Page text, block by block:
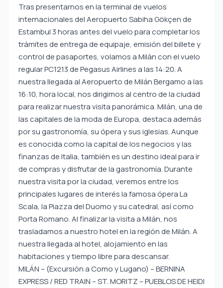
Tras presentarnos en la terminal de vuelos
internacionales del Aeropuerto Sabiha Gökçen de
Estambul 3 horas antes del vuelo para completar los
trámites de entrega de equipaje, emisión del billete y
control de pasaportes, volamos a Milán con el vuelo
regular PC1213 de Pegasus Airlines a las 14:20. A
nuestra llegada al Aeropuerto de Milán Bergamo a las
16:10, hora local, nos dirigimos al centro de la ciudad
para realizar nuestra visita panorámica. Milán, una de
las capitales de la moda de Europa, destaca además
por su gastronomía, su ópera y sus iglesias. Aunque
es conocida como la capital de los negocios y las
finanzas de Italia, también es un destino ideal para ir
de compras y disfrutar de la gastronomía. Durante
nuestra visita por la ciudad, veremos entre los
principales lugares de interés la famosa ópera La
Scala, la Piazza del Duomo y su catedral, así como
Porta Romano. Al finalizar la visita a Milán, nos
trasladamos a nuestro hotel en la región de Milán. A
nuestra llegada al hotel, alojamiento en las
habitaciones y tiempo libre para descansar.
MILÁN – (Excursión a Como y Lugano) – BERNINA
EXPRESS / RED TRAIN – ST. MORITZ – PUEBLOS DE HEIDI